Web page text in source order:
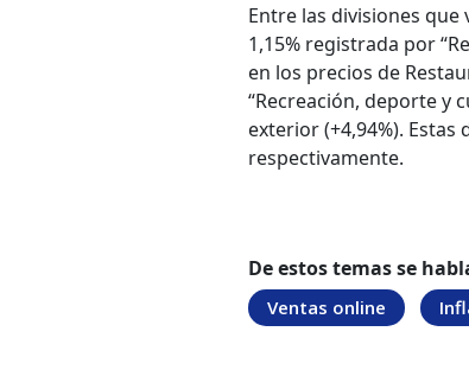
Entre las divisiones
1,15% registrada por
en los precios de
“Recreación, deporte y
exterior (+4,94%).
respectivamente.
De estos temas se
Ventas online